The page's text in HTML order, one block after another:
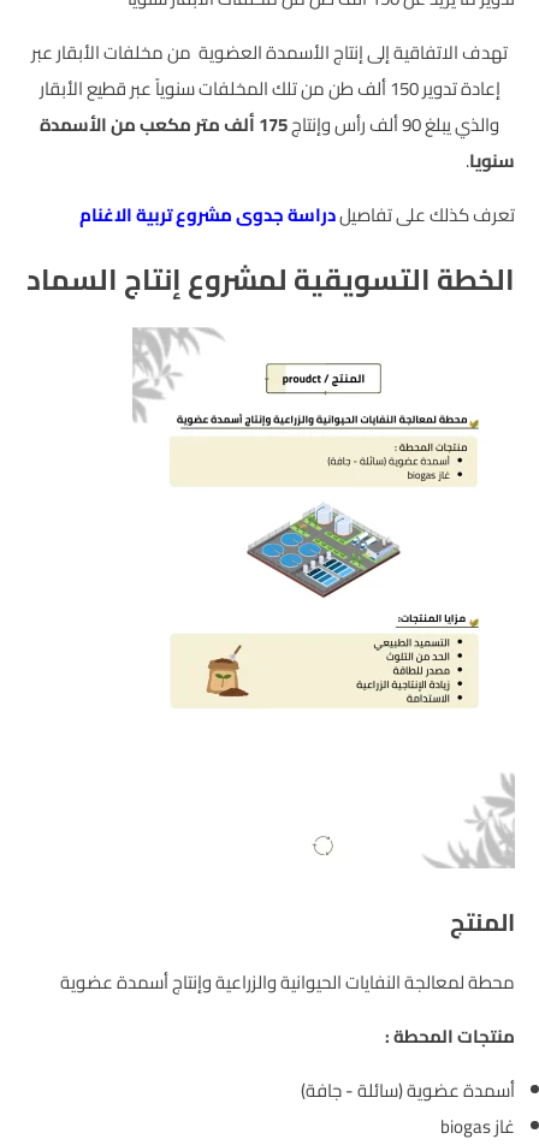
تهدف الاتفاقية إلى إنتاج الأسمدة العضوية من مخلفات الأبقار عبر
إعادة تدوير 150 ألف طن من تلك المخلفات سنوياً عبر قطيع الأبقار
والذي يبلغ 90 ألف رأس وإنتاج
175 ألف متر مكعب من الأسمدة
سنويا.
تعرف كذلك على تفاصيلدراسة جدوى مشروع تربية الاغنام
الخطة التسويقية لمشروع إنتاج السماد
المنتج
محطة لمعالجة النفايات الحيوانية والزراعية وإنتاج أسمدة عضوية
منتجات المحطة :
أسمدة عضوية (سائلة - جافة)
غاز biogas